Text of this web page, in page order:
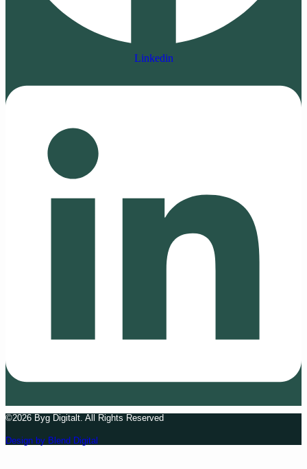
Linkedin
©2026 Byg Digitalt. All Rights Reserved
Design by Blend Digital